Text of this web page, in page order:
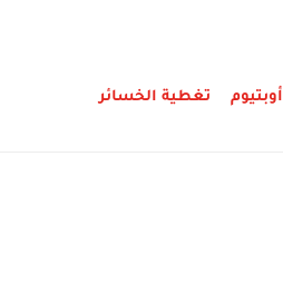
أوبتيوم تغطية الخسائر